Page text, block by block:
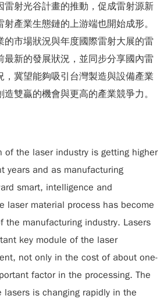
雷射光谷計畫的推動，促成雷射源新
產業生態鏈的上游端也開始成形。
的市場狀況與年度國際雷射大展的雷
最新的發展狀況，並同步分享國內雷
，冀望能夠吸引台灣製造與設備產業
雙贏的機會與更高的產業競爭力。
of the laser industry is getting higher
years and as manufacturing
smart, intelligence and
laser material process has become
the manufacturing industry. Lasers
key module of the laser
not only in the cost of about one-
factor in the processing. The
lasers is changing rapidly in the